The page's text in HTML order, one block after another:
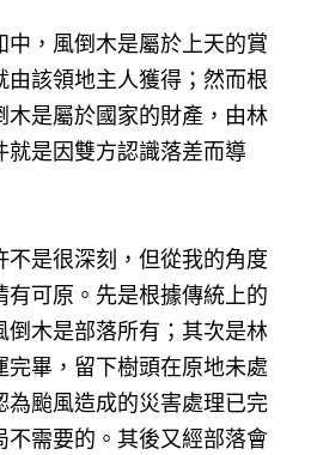
，風倒木是屬於上天的賞
由該領地主人獲得；然而根
木是屬於國家的財產，由林
就是因雙方認識落差而導
不是很深刻，但從我的角度
可原。先是根據傳統上的
倒木是部落所有；其次是林
完畢，留下樹頭在原地未處
為颱風造成的災害處理已完
不需要的。其後又經部落會